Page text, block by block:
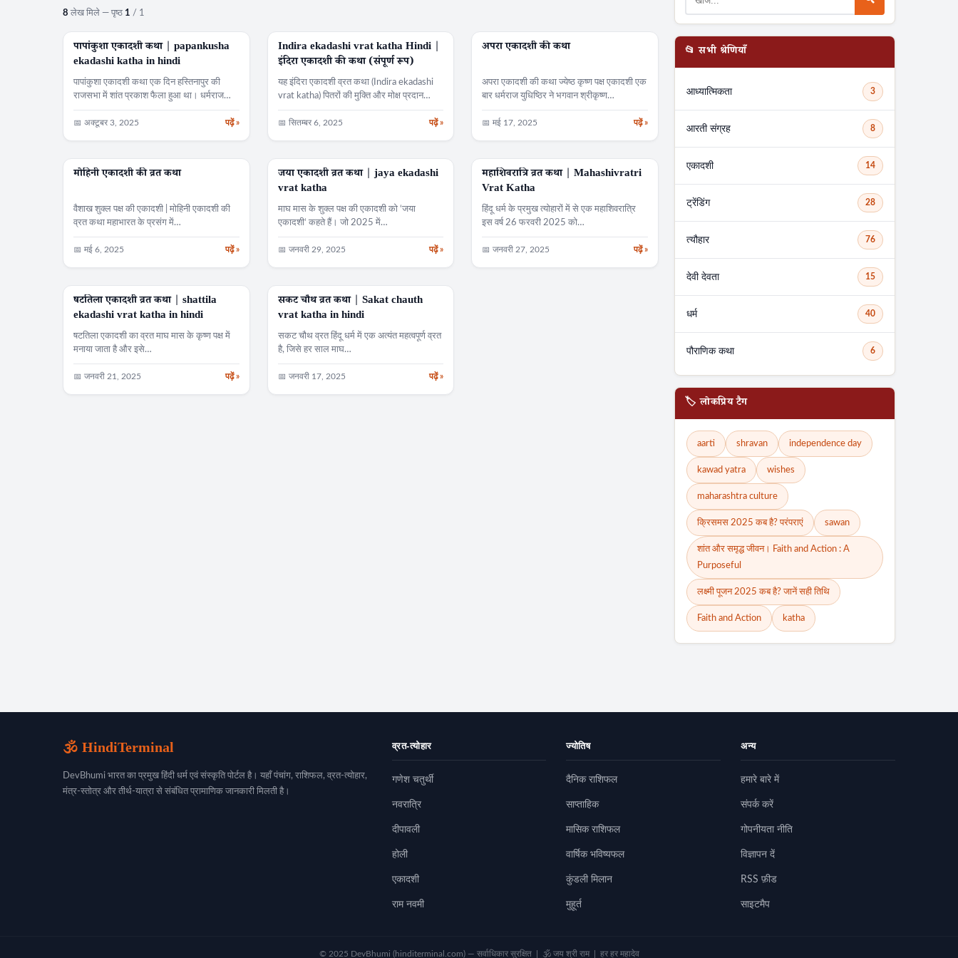
Search
8 लेख मिले — पृष्ठ 1 / 1
व्रत कथा
पापांकुशा एकादशी कथा | papankusha
ekadashi katha in hindi
पापांकुशा एकादशी कथा एक दिन हस्तिनापुर की
राजसभा में शांत प्रकाश फैला हुआ था। धर्मराज…
📅 अक्टूबर 3, 2025 पढ़ें »
व्रत कथा
Indira ekadashi vrat katha Hindi |
इंदिरा एकादशी की कथा (संपूर्ण रूप)
यह इंदिरा एकादशी व्रत कथा (Indira ekadashi
vrat katha) पितरों की मुक्ति और मोक्ष प्रदान…
📅 सितम्बर 6, 2025 पढ़ें »
व्रत कथा
अपरा एकादशी की कथा
अपरा एकादशी की कथा ज्येष्ठ कृष्ण पक्ष एकादशी एक
बार धर्मराज युधिष्ठिर ने भगवान श्रीकृष्ण…
📅 मई 17, 2025 पढ़ें »
व्रत कथा
मोहिनी एकादशी की व्रत कथा
वैशाख शुक्ल पक्ष की एकादशी | मोहिनी एकादशी की
व्रत कथा महाभारत के प्रसंग में…
📅 मई 6, 2025 पढ़ें »
व्रत कथा
जया एकादशी व्रत कथा | jaya ekadashi
vrat katha
माघ मास के शुक्ल पक्ष की एकादशी को ‘जया
एकादशी‘ कहते हैं। जो 2025 में…
📅 जनवरी 29, 2025 पढ़ें »
व्रत कथा
महाशिवरात्रि व्रत कथा | Mahashivratri
Vrat Katha
हिंदू धर्म के प्रमुख त्योहारों में से एक महाशिवरात्रि
इस वर्ष 26 फरवरी 2025 को…
📅 जनवरी 27, 2025 पढ़ें »
व्रत कथा
षटतिला एकादशी व्रत कथा | shattila
ekadashi vrat katha in hindi
षटतिला एकादशी का व्रत माघ मास के कृष्ण पक्ष में
मनाया जाता है और इसे…
📅 जनवरी 21, 2025 पढ़ें »
व्रत कथा
सकट चौथ व्रत कथा | Sakat chauth
vrat katha in hindi
सकट चौथ व्रत हिंदू धर्म में एक अत्यंत महत्वपूर्ण व्रत
है, जिसे हर साल माघ…
📅 जनवरी 17, 2025 पढ़ें »
📂 सभी श्रेणियाँ
आध्यात्मिकता 3
आरती संग्रह 8
एकादशी 14
ट्रेंडिंग 28
त्यौहार 76
देवी देवता 15
धर्म 40
पौराणिक कथा 6
🏷️ लोकप्रिय टैग
aarti shravan independence day
kawad yatra wishes
maharashtra culture
क्रिसमस 2025 कब है? परंपराएं sawan
शांत और समृद्ध जीवन। Faith and Action : A
Purposeful
लक्ष्मी पूजन 2025 कब है? जानें सही तिथि
Faith and Action katha
🕉️ HindiTerminal
DevBhumi भारत का प्रमुख हिंदी धर्म एवं संस्कृति पोर्टल है। यहाँ पंचांग, राशिफल, व्रत-त्योहार,
मंत्र-स्तोत्र और तीर्थ-यात्रा से संबंधित प्रामाणिक जानकारी मिलती है।
व्रत-त्योहार
गणेश चतुर्थी
नवरात्रि
दीपावली
होली
एकादशी
राम नवमी
ज्योतिष
दैनिक राशिफल
साप्ताहिक
मासिक राशिफल
वार्षिक भविष्यफल
कुंडली मिलान
मुहूर्त
अन्य
हमारे बारे में
संपर्क करें
गोपनीयता नीति
विज्ञापन दें
RSS फ़ीड
साइटमैप
© 2025 DevBhumi (hinditerminal.com) — सर्वाधिकार सुरक्षित | 🕉️ जय श्री राम | हर हर महादेव